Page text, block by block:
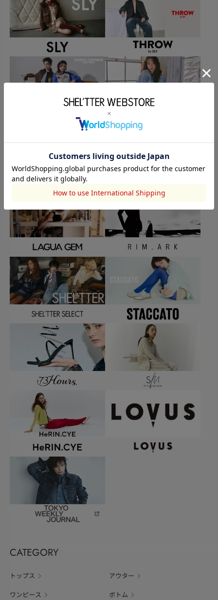
CATEGORY
トップス アウター
ワンピース ボトム